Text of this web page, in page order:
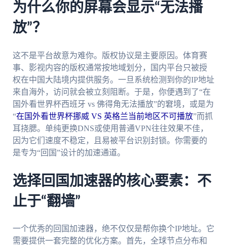
为什么你的屏幕会显示“无法播
放”？
这不是平台故意为难你。版权协议是主要原因。体育赛
事、影视内容的版权通常按地域划分，国内平台只被授
权在中国大陆境内提供服务。一旦系统检测到你的IP地址
来自海外，访问就会被立刻阻断。于是，你便遇到了“在
国外看世界杯西班牙 vs 佛得角无法播放”的窘境，或是为
“在国外看世界杯挪威 VS 英格兰当前地区不可播放”而抓
耳挠腮。单纯更换DNS或使用普通VPN往往效果不佳，
因为它们速度不稳定，且易被平台识别封锁。你需要的
是专为“回国”设计的加速通道。
选择回国加速器的核心要素：不
止于“翻墙”
一个优秀的回国加速器，绝不仅仅是帮你换个IP地址。它
需要提供一套完整的优化方案。首先，全球节点分布和